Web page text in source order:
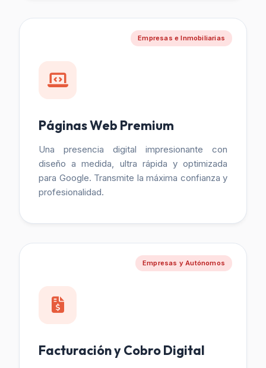
Empresas e Inmobiliarias
Páginas Web Premium
Una presencia digital impresionante con
diseño a medida, ultra rápida y optimizada
para Google. Transmite la máxima confianza y
profesionalidad.
Empresas y Autónomos
Facturación y Cobro Digital